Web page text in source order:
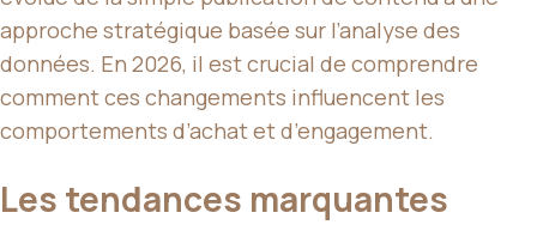
approche stratégique basée sur l’analyse des
données. En 2026, il est crucial de comprendre
comment ces changements influencent les
comportements d’achat et d’engagement.
Les tendances marquantes